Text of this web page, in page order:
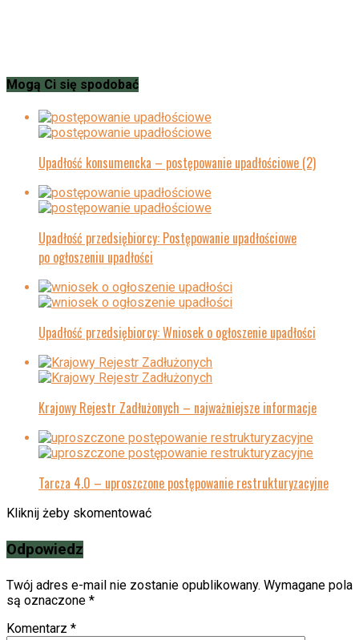
Mogą Ci się spodobać
Upadłość konsumencka – postępowanie upadłościowe (2)
Upadłość przedsiębiorcy: Postępowanie upadłościowe
po ogłoszeniu upadłości
Upadłość przedsiębiorcy: Wniosek o ogłoszenie upadłości
Krajowy Rejestr Zadłużonych – najważniejsze informacje
Tarcza 4.0 – uproszczone postępowanie restrukturyzacyjne
Kliknij żeby skomentować
Odpowiedz
Twój adres e-mail nie zostanie opublikowany. Wymagane pola
są oznaczone *
Komentarz *